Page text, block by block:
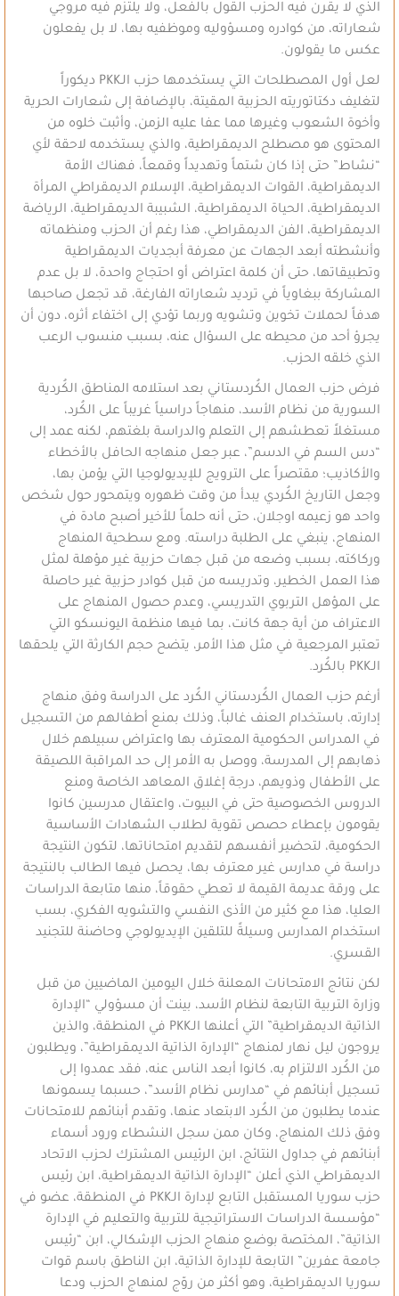
الذي لا يقرن فيه الحزب القول بالفعل، ولا يلتزم فيه مروجي
شعاراته، من كوادره ومسؤوليه وموظفيه بها، لا بل يفعلون
عكس ما يقولون.
لعل أول المصطلحات التي يستخدمها حزب الـPKK ديكوراً
لتغليف دكتاتوريته الحزبية المقيتة، بالإضافة إلى شعارات الحرية
وأخوة الشعوب وغيرها مما عفا عليه الزمن، وأثبت خلوه من
المحتوى هو مصطلح الديمقراطية، والذي يستخدمه لاحقة لأي
“نشاط” حتى إذا كان شتماً وتهديداً وقمعاً، فهناك الأمة
الديمقراطية، القوات الديمقراطية، الإسلام الديمقراطي المرأة
الديمقراطية، الحياة الديمقراطية، الشبيبة الديمقراطية، الرياضة
الديمقراطية، الفن الديمقراطي، هذا رغم أن الحزب ومنظماته
وأنشطته أبعد الجهات عن معرفة أبجديات الديمقراطية
وتطبيقاتها، حتى أن كلمة اعتراض أو احتجاج واحدة، لا بل عدم
المشاركة ببغاوياً في ترديد شعاراته الفارغة، قد تجعل صاحبها
هدفاً لحملات تخوين وتشويه وربما تؤدي إلى اختفاء أثره، دون أن
يجرؤ أحد من محيطه على السؤال عنه، بسبب منسوب الرعب
الذي خلقه الحزب.
فرض حزب العمال الكُردستاني بعد استلامه المناطق الكُردية
السورية من نظام الأسد، منهاجاً دراسياً غريباً على الكُرد،
مستغلاً تعطشهم إلى التعلم والدراسة بلغتهم، لكنه عمد إلى
“دس السم في الدسم”، عبر جعل منهاجه الحافل بالأخطاء
والأكاذيب؛ مقتصراً على الترويج للإيديولوجيا التي يؤمن بها،
وجعل التاريخ الكُردي يبدأ من وقت ظهوره ويتمحور حول شخص
واحد هو زعيمه اوجلان، حتى أنه حلماً للأخير أصبح مادة في
المنهاج، ينبغي على الطلبة دراسته. ومع سطحية المنهاج
وركاكته، بسبب وضعه من قبل جهات حزبية غير مؤهلة لمثل
هذا العمل الخطير، وتدريسه من قبل كوادر حزبية غير حاصلة
على المؤهل التربوي التدريسي، وعدم حصول المنهاج على
الاعتراف من أية جهة كانت، بما فيها منظمة اليونسكو التي
تعتبر المرجعية في مثل هذا الأمر، يتضح حجم الكارثة التي يلحقها
الـPKK بالكُرد.
أرغم حزب العمال الكُردستاني الكُرد على الدراسة وفق منهاج
إدارته، باستخدام العنف غالباً، وذلك بمنع أطفالهم من التسجيل
في المدراس الحكومية المعترف بها واعتراض سبيلهم خلال
ذهابهم إلى المدرسة، ووصل به الأمر إلى حد المراقبة اللصيقة
على الأطفال وذويهم، درجة إغلاق المعاهد الخاصة ومنع
الدروس الخصوصية حتى في البيوت، واعتقال مدرسين كانوا
يقومون بإعطاء حصص تقوية لطلاب الشهادات الأساسية
الحكومية، لتحضير أنفسهم لتقديم امتحاناتها، لتكون النتيجة
دراسة في مدارس غير معترف بها، يحصل فيها الطالب بالنتيجة
على ورقة عديمة القيمة لا تعطي حقوقاً، منها متابعة الدراسات
العليا، هذا مع كثير من الأذى النفسي والتشويه الفكري، بسب
استخدام المدارس وسيلةً للتلقين الإيديولوجي وحاضنة للتجنيد
القسري.
لكن نتائج الامتحانات المعلنة خلال اليومين الماضيين من قبل
وزارة التربية التابعة لنظام الأسد، بينت أن مسؤولي “الإدارة
الذاتية الديمقراطية” التي أعلنها الـPKK في المنطقة، والذين
يروجون ليل نهار لمنهاج “الإدارة الذاتية الديمقراطية”، ويطلبون
من الكُرد الالتزام به، كانوا أبعد الناس عنه، فقد عمدوا إلى
تسجيل أبنائهم في “مدارس نظام الأسد”، حسبما يسمونها
عندما يطلبون من الكُرد الابتعاد عنها، وتقدم أبنائهم للامتحانات
وفق ذلك المنهاج، وكان ممن سجل النشطاء ورود أسماء
أبنائهم في جداول النتائج، ابن الرئيس المشترك لحزب الاتحاد
الديمقراطي الذي أعلن “الإدارة الذاتية الديمقراطية، ابن رئيس
حزب سوريا المستقبل التابع لإدارة الـPKK في المنطقة، عضو في
“مؤسسة الدراسات الاستراتيجية للتربية والتعليم في الإدارة
الذاتية”، المختصة بوضع منهاج الحزب الإشكالي، ابن “رئيس
جامعة عفرين” التابعة للإدارة الذاتية، ابن الناطق باسم قوات
سوريا الديمقراطية، وهو أكثر من روّج لمنهاج الحزب ودعا